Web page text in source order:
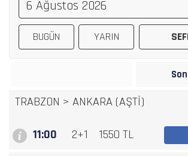
11:00
TRABZON > ANKARA (AŞTİ)
2+1 1550 TL